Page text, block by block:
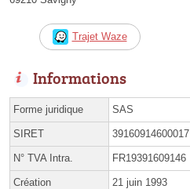
Trajet Waze
Informations
Forme juridique SAS
SIRET 39160914600017
N° TVA Intra. FR19391609146
Création 21 juin 1993